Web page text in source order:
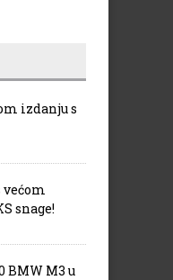
izdanju s
snage!
BMW M3 u